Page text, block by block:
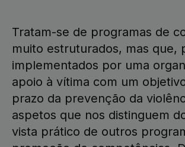
Tratam-se de programas de
muito estruturados, mas que,
implementados por uma
apoio à vítima com um
prazo da prevenção da
aspetos que nos distinguem
vista prático de outros